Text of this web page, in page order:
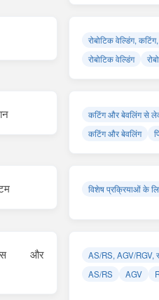
रोबोटिक वेल्डिंग,
रोबोटिक वेल्डिंग
कटिंग और बेवलिंग से
कटिंग और बेवलिंग
विशेष प्रक्रियाओं के
और
AS/RS, AGV/RGV,
AS/RS
AGV